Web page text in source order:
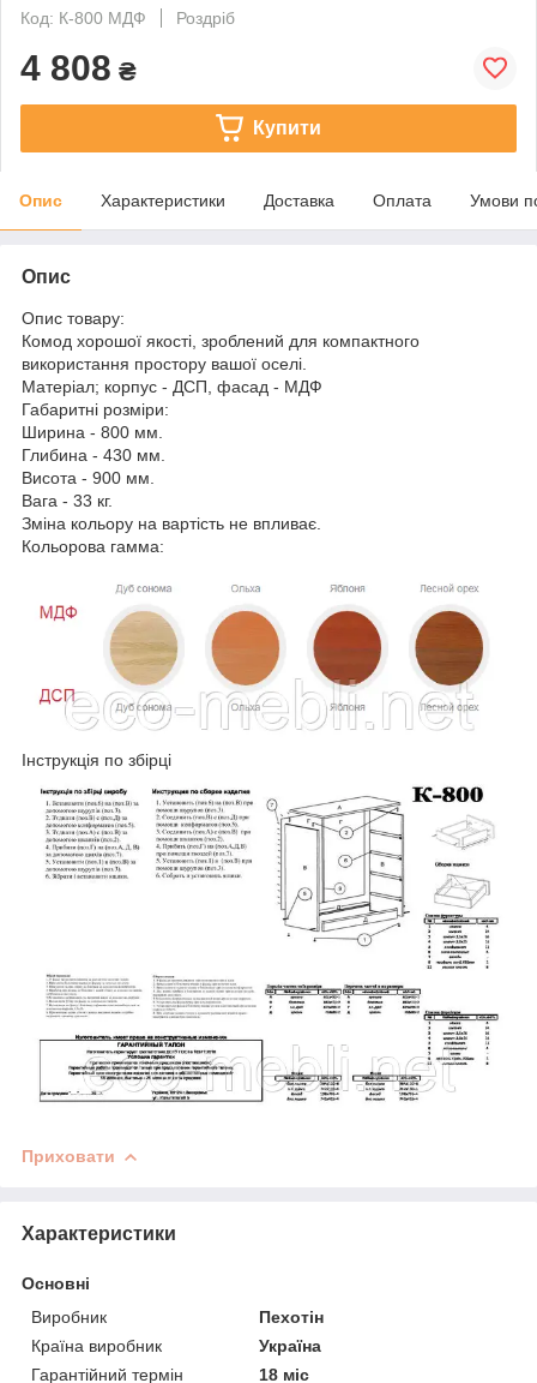
Код: К-800 МДФ
Роздріб
4 808 ₴
Купити
Опис Характеристики Доставка Оплата Умови
Опис
Опис товару:
Комод хорошої якості, зроблений для компактного
використання простору вашої оселі.
Матеріал; корпус - ДСП, фасад - МДФ
Габаритні розміри:
Ширина - 800 мм.
Глибина - 430 мм.
Висота - 900 мм.
Вага - 33 кг.
Зміна кольору на вартість не впливає.
Кольорова гамма:
Інструкція по збірці
Приховати
Характеристики
Основні
Виробник
Пехотін
Країна виробник
Україна
Гарантійний термін
18 міс